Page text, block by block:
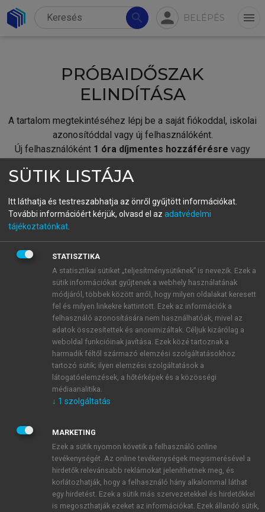
search person BELÉPÉS menu
PRÓBAIDŐSZAK
ELINDÍTÁSA
A tartalom megtekintéséhez lépj be a saját fiókoddal, iskolai
azonosítóddal vagy új felhasználóként.
Új felhasználóként 1 óra díjmentes hozzáférésre vagy
fiókoddal,vagy hozz létre új fiókot.
A regisztráció után apróbaidőszakautomatikusan
BELÉPÉS SAJÁT FIÓKKAL
ÚJ FIÓK LÉTREHOZÁSA
1 óra díjmentes hozzáférés
E-MAIL-CÍM
JELSZÓ
JELSZÓ ÚJRA
SÜTIK LISTÁJA
Itt láthatja és testreszabhatja az önről gyűjtött információkat.
További információért kérjük, olvasd el az adatvédelmi
tájékoztatónkat
STATISZTIKA
A statisztikai sütiket „teljesítménysütiknek” is nevezik. Ezek a
sütik információkat gyűjtenek a webhely használatának
módjáról, többek között arról, hogy milyen oldalakat keresett
fel és milyen linkekre kattintott. Ezek az információk a
felhasználó azonosítására nem használhatóak, mivel az
adatok összesítettek és anonimizáltak. Céljuk kizárólag a
weboldal funkcióinak javítása. Ezek közé tartoznak a
harmadik féltől származó elemzési szolgáltatásokhoz
tartozó sütik; ilyen elemzési szolgáltatások a
látogatóelemzések, a hőtérképek és a közösségi
médiaanalitika.
↓ 1 szolgáltatás
MARKETING
Ezek a sütik nyomon követik a felhasználó online
tevékenységét. Az online tevékenységek megismerésével a
hirdetők relevánsabb reklámokat jeleníthetnek meg, és
korlátozhatják, hogy a felhasználó hány alkalommal láthat
egy hirdetést. Ezek a sütik más szervezetekkel és hirdetőkkel
is megoszthatják ezeket az információkat. Ezek állandó sütik,